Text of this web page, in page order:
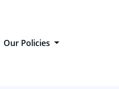
Our Policies